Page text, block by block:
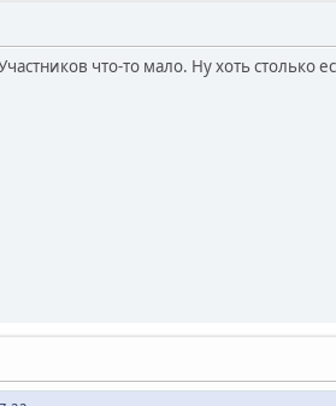
что-то мало. Ну хоть столько